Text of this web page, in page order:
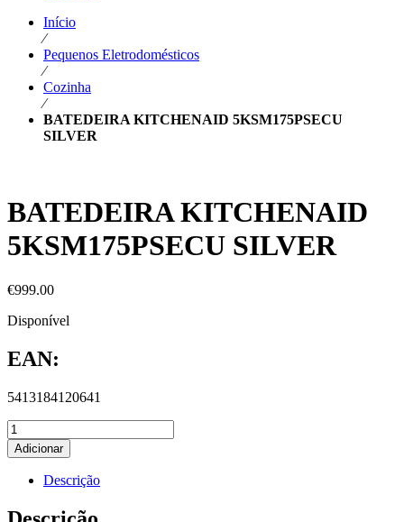
Início
⁄
Pequenos Eletrodomésticos
⁄
Cozinha
⁄
BATEDEIRA KITCHENAID 5KSM175PSECU
SILVER
BATEDEIRA KITCHENAID
5KSM175PSECU SILVER
€999.00
Disponível
EAN:
5413184120641
Adicionar
Descrição